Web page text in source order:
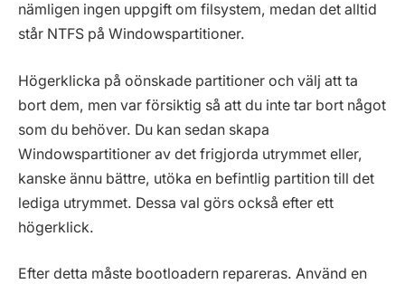
nämligen ingen uppgift om filsystem, medan det alltid
står NTFS på Windowspartitioner.
Högerklicka på oönskade partitioner och välj att ta
bort dem, men var försiktig så att du inte tar bort något
som du behöver. Du kan sedan skapa
Windowspartitioner av det frigjorda utrymmet eller,
kanske ännu bättre, utöka en befintlig partition till det
lediga utrymmet. Dessa val görs också efter ett
högerklick.
Efter detta måste bootloadern repareras. Använd en